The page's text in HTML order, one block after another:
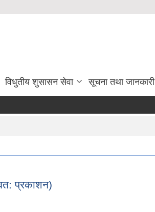
विधुतीय शुसासन सेवा सूचना तथा जानकारी
प्रकाशन)